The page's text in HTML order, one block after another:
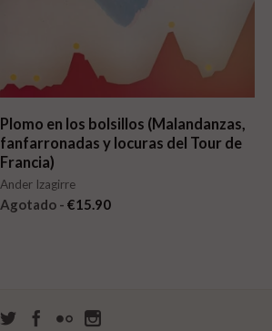
Plomo en los bolsillos (Malandanzas,
fanfarronadas y locuras del Tour de
Francia)
Ander Izagirre
Agotado - €15.90